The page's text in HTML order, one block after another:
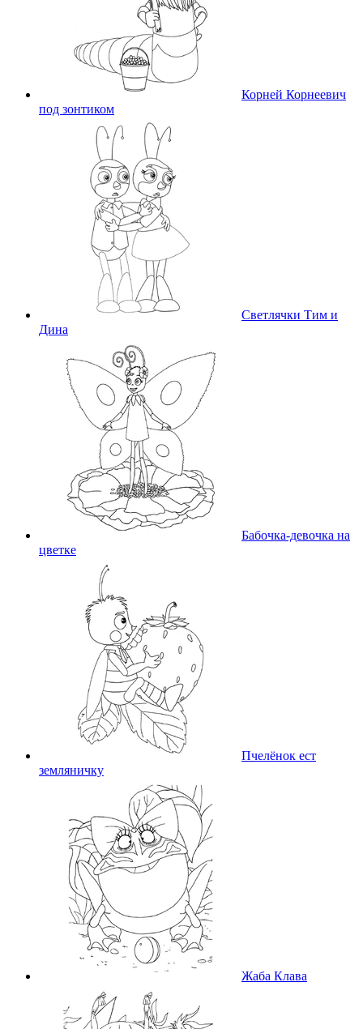
Корней Корнеевич
под зонтиком
Светлячки Тим и
Дина
Бабочка-девочка на
цветке
Пчелёнок ест
земляничку
Жаба Клава